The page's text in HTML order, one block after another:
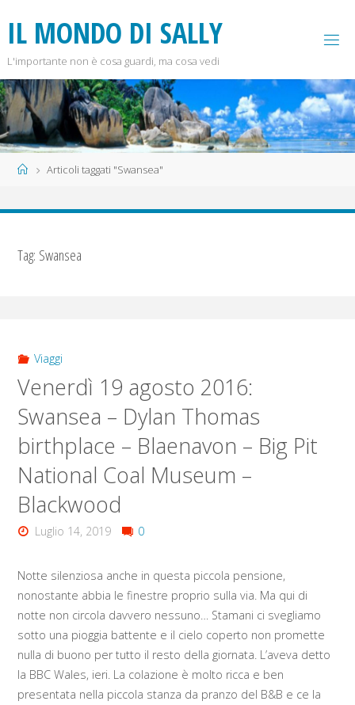
contenuto
IL MONDO DI SALLY
L'importante non è cosa guardi, ma cosa vedi
HomeArticoli taggati "Swansea"
Tag: Swansea
Viaggi
Venerdì 19 agosto 2016:
Swansea – Dylan Thomas
birthplace – Blaenavon – Big Pit
National Coal Museum –
Blackwood
Luglio 14, 2019 0
Notte silenziosa anche in questa piccola pensione,
nonostante abbia le finestre proprio sulla via. Ma qui di
notte non circola davvero nessuno… Stamani ci svegliamo
sotto una pioggia battente e il cielo coperto non promette
nulla di buono per tutto il resto della giornata. L’aveva detto
la BBC Wales, ieri. La colazione è molto ricca e ben
presentata nella piccola stanza da pranzo del B&B e ce la